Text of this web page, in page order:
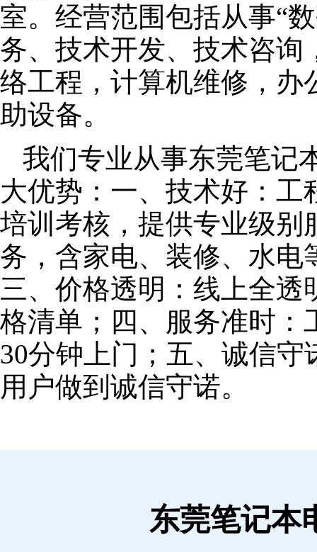
室。经营范围包括从事“
务、技术开发、技术咨询
络工程，计算机维修，办
助设备。
我们专业从事东莞笔记
大优势：一、技术好：
培训考核，提供专业级别
务，含家电、装修、水电
三、价格透明：线上全
格清单；四、服务准时：
30分钟上门；五、诚信
用户做到诚信守诺。
东莞笔记本